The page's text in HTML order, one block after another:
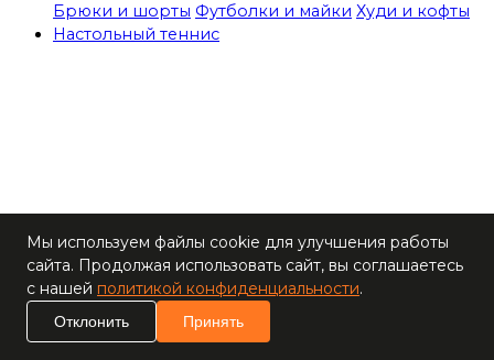
Брюки и шорты Футболки и майки Худи и кофты
Настольный теннис
Ракетки
Накладки для
ракеток
ракеток
Мы используем файлы cookie для улучшения работы
сайта. Продолжая использовать сайт, вы соглашаетесь
с нашей политикой конфиденциальности.
Отклонить Принять